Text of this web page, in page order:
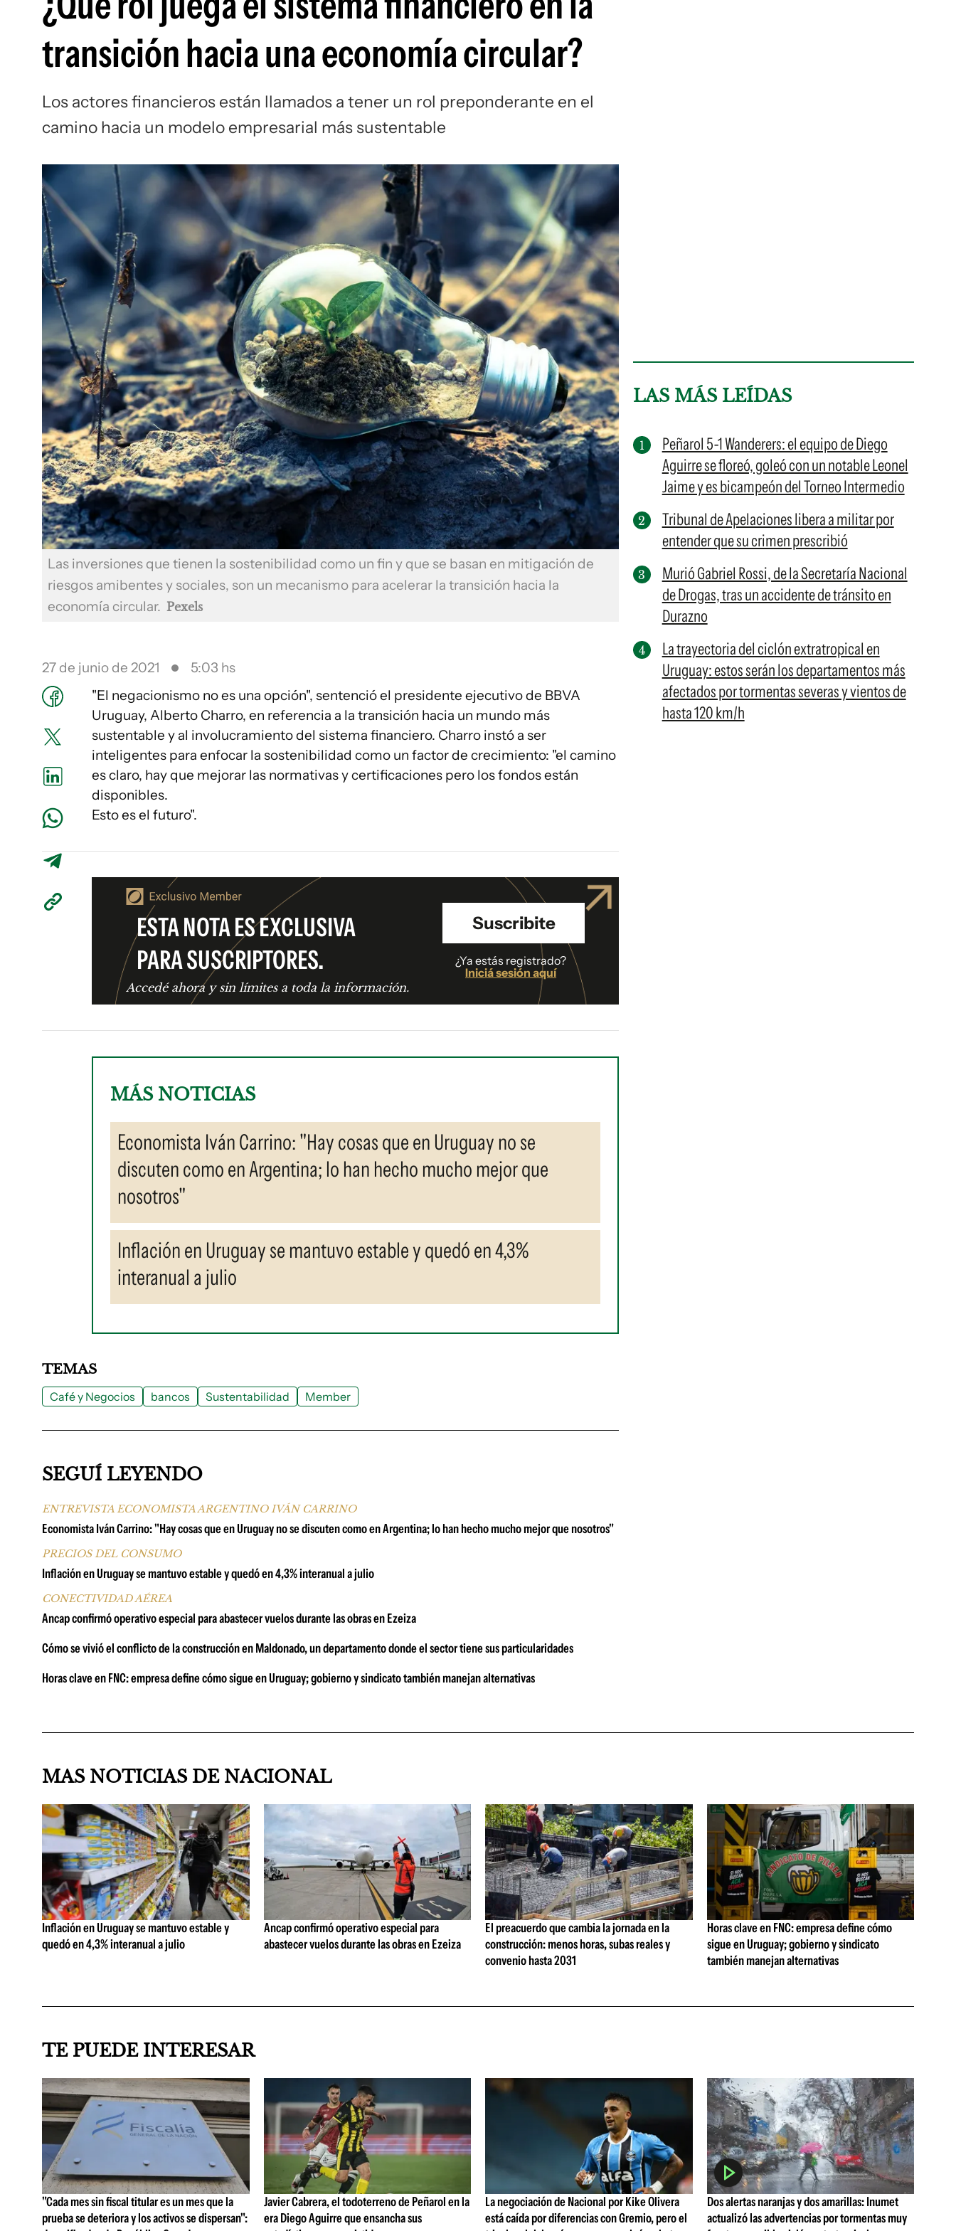
transición hacia una economía circular?
Los actores financieros están llamados a tener un rol preponderante en el
camino hacia un modelo empresarial más sustentable
Las inversiones que tienen la sostenibilidad como un fin y que se basan en mitigación de
riesgos amibentes y sociales, son un mecanismo para acelerar la transición hacia la
economía circular. Pexels
27 de junio de 2021
5:03 hs
"El negacionismo no es una opción", sentenció el presidente ejecutivo de BBVA
Uruguay, Alberto Charro, en referencia a la transición hacia un mundo más
sustentable y al involucramiento del sistema financiero. Charro instó a ser
inteligentes para enfocar la sostenibilidad como un factor de crecimiento: "el camino
es claro, hay que mejorar las normativas y certificaciones pero los fondos están
disponibles.
Esto es el futuro".
ESTA NOTA ES EXCLUSIVA
PARA SUSCRIPTORES.
Accedé ahora y sin límites a toda la información.
Suscribite
¿Ya estás registrado?
Iniciá sesión aquí
MÁS NOTICIAS
Economista Iván Carrino: "Hay cosas que en Uruguay no se
discuten como en Argentina; lo han hecho mucho mejor que
nosotros"
Inflación en Uruguay se mantuvo estable y quedó en 4,3%
interanual a julio
LAS MÁS LEÍDAS
Peñarol 5-1 Wanderers: el equipo de Diego
Aguirre se floreó, goleó con un notable Leonel
Jaime y es bicampeón del Torneo Intermedio
Tribunal de Apelaciones libera a militar por
entender que su crimen prescribió
Murió Gabriel Rossi, de la Secretaría Nacional
de Drogas, tras un accidente de tránsito en
Durazno
La trayectoria del ciclón extratropical en
Uruguay: estos serán los departamentos más
afectados por tormentas severas y vientos de
hasta 120 km/h
TEMAS
Café y Negocios bancos Sustentabilidad Member
SEGUÍ LEYENDO
ENTREVISTA ECONOMISTA ARGENTINO IVÁN CARRINO
Economista Iván Carrino: "Hay cosas que en Uruguay no se discuten como en Argentina; lo han hecho mucho mejor que nosotros"
PRECIOS DEL CONSUMO
Inflación en Uruguay se mantuvo estable y quedó en 4,3% interanual a julio
CONECTIVIDAD AÉREA
Ancap confirmó operativo especial para abastecer vuelos durante las obras en Ezeiza
Cómo se vivió el conflicto de la construcción en Maldonado, un departamento donde el sector tiene sus particularidades
Horas clave en FNC: empresa define cómo sigue en Uruguay; gobierno y sindicato también manejan alternativas
MAS NOTICIAS DE NACIONAL
Inflación en Uruguay se mantuvo estable y
quedó en 4,3% interanual a julio
Ancap confirmó operativo especial para
abastecer vuelos durante las obras en Ezeiza
El preacuerdo que cambia la jornada en la
construcción: menos horas, subas reales y
convenio hasta 2031
Horas clave en FNC: empresa define cómo
sigue en Uruguay; gobierno y sindicato
también manejan alternativas
TE PUEDE INTERESAR
"Cada mes sin fiscal titular es un mes que la
prueba se deteriora y los activos se dispersan":
Javier Cabrera, el todoterreno de Peñarol en la
era Diego Aguirre que ensancha sus
La negociación de Nacional por Kike Olivera
está caída por diferencias con Gremio, pero el
Dos alertas naranjas y dos amarillas: Inumet
actualizó las advertencias por tormentas muy